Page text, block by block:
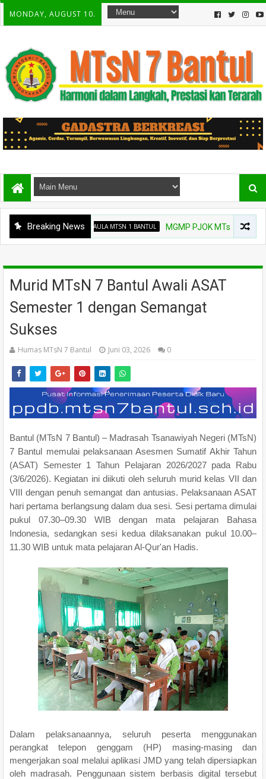
MONDAY, AUGUST 10.
Breaking NewsAULA MTSN 1 BANTUL MGMP PJOK MTs Bantul Gelar
Murid MTsN 7 Bantul Awali ASAT
Semester 1 dengan Semangat
Sukses
Humas MTsN 7 Bantul Juni 03, 2026 0
Bantul (MTsN 7 Bantul) – Madrasah Tsanawiyah Negeri (MTsN)
7 Bantul memulai pelaksanaan Asesmen Sumatif Akhir Tahun
(ASAT) Semester 1 Tahun Pelajaran 2026/2027 pada Rabu
(3/6/2026). Kegiatan ini diikuti oleh seluruh murid kelas VII dan
VIII dengan penuh semangat dan antusias. Pelaksanaan ASAT
hari pertama berlangsung dalam dua sesi. Sesi pertama dimulai
pukul 07.30–09.30 WIB dengan mata pelajaran Bahasa
Indonesia, sedangkan sesi kedua dilaksanakan pukul 10.00–
11.30 WIB untuk mata pelajaran Al-Qur'an Hadis.
Dalam pelaksanaannya, seluruh peserta menggunakan
perangkat telepon genggam (HP) masing-masing dan
mengerjakan soal melalui aplikasi JMD yang telah dipersiapkan
oleh madrasah. Penggunaan sistem berbasis digital tersebut